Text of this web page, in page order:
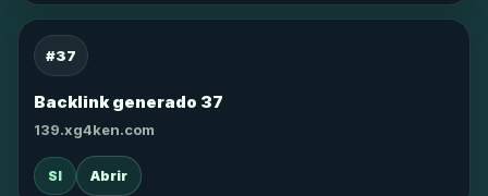
#37
Backlink generado 37
139.xg4ken.com
SI Abrir